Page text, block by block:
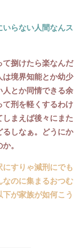
いらない人間なんス
て捌けたら楽なんだ
は境界知能とか幼少
人とか同情できる余
て刑を軽くするわけ
まえば後々にまた
るしなぁ。どうにか
。
すりゃ減刑にでも
なのに集まるおつむ
が家族が如何こう